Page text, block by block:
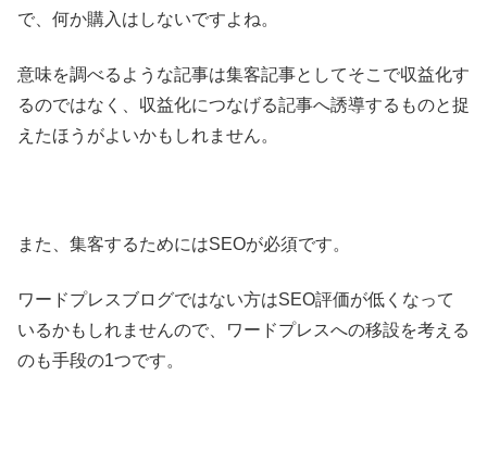
で、何か購入はしないですよね。
意味を調べるような記事は集客記事としてそこで収益化す
るのではなく、収益化につなげる記事へ誘導するものと捉
えたほうがよいかもしれません。
また、集客するためにはSEOが必須です。
ワードプレスブログではない方はSEO評価が低くなって
いるかもしれませんので、ワードプレスへの移設を考える
のも手段の1つです。